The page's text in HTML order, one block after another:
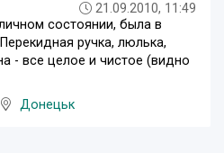
21.09.2010, 11:49
состоянии, была в
ручка, люлька,
- все целое и чистое (видно
Донецьк